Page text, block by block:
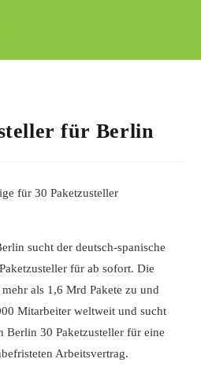
für Berlin
sucht der deutsch-spanische
Paketzusteller für ab sofort. Die
als 1,6 Mrd Pakete zu und
Mitarbeiter weltweit und sucht
Berlin 30 Paketzusteller für eine
Arbeitsvertrag.